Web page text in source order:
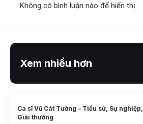
Không có bình luận nào để hiển thị.
Xem nhiều hơn
Ca sĩ Vũ Cát Tường – Tiểu sử, Sự nghiệp,
Giải thưởng